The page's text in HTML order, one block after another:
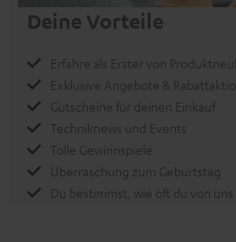
Deine Vorteile
Erfahre als Erster von
Exklusive Angebote &
Gutscheine für deinen Einkauf
Techniknews und Events
Tolle Gewinnspiele
Überraschung zum Geburtstag
Du bestimmst, wie oft du von uns